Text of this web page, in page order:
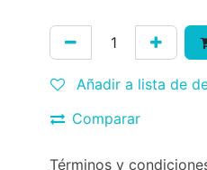
Añadir a lista de
Comparar
Términos y